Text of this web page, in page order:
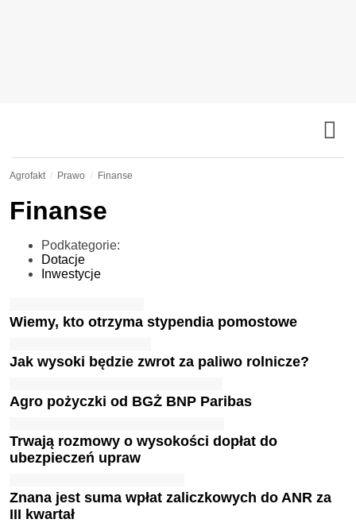
Agrofakt Prawo Finanse
Finanse
Podkategorie:
Dotacje
Inwestycje
Wiemy, kto otrzyma stypendia pomostowe
Jak wysoki będzie zwrot za paliwo rolnicze?
Agro pożyczki od BGŻ BNP Paribas
Trwają rozmowy o wysokości dopłat do
ubezpieczeń upraw
Znana jest suma wpłat zaliczkowych do ANR za
III kwartał